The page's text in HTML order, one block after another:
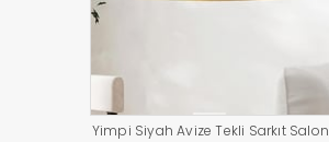
Yimpi Siyah Avize Tekli Sarkıt Salon